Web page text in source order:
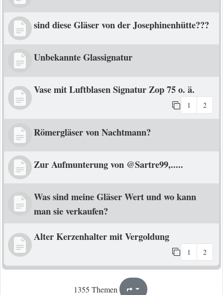
sind diese Gläser von der Josephinenhütte???
Unbekannte Glassignatur
Vase mit Luftblasen Signatur Zop 75 o. ä.
1 2
Römergläser von Nachtmann?
Zur Aufmunterung von @Sartre99,.....
Was sind meine Gläser Wert und wo kann
man sie verkaufen?
Alter Kerzenhalter mit Vergoldung
1 2
1355 Themen Seite1